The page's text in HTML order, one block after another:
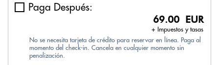
Paga Después:
69.00 EUR
+ Impuestos y tasas
No se necesita tarjeta de crédito para reservar en línea. Paga al
momento del check-in. Cancela en cualquier momento sin
penalización.